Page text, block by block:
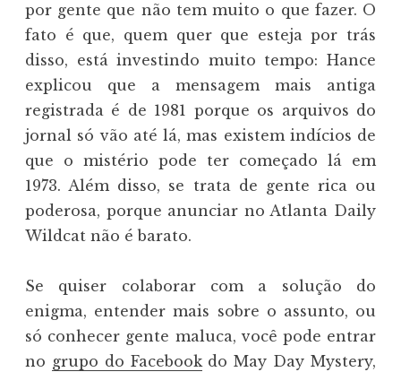
por gente que não tem muito o que fazer. O
fato é que, quem quer que esteja por trás
disso, está investindo muito tempo: Hance
explicou que a mensagem mais antiga
registrada é de 1981 porque os arquivos do
jornal só vão até lá, mas existem indícios de
que o mistério pode ter começado lá em
1973. Além disso, se trata de gente rica ou
poderosa, porque anunciar no Atlanta Daily
Wildcat não é barato.
Se quiser colaborar com a solução do
enigma, entender mais sobre o assunto, ou
só conhecer gente maluca, você pode entrar
no grupo do Facebookdo May Day Mystery,